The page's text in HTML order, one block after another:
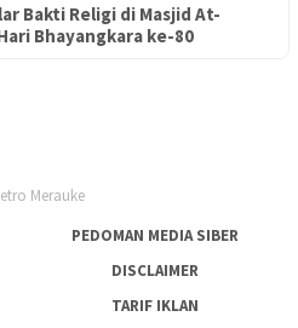
Bakti Religi di Masjid At-
Bhayangkara ke-80
TK Yapis 2 Merauke Siapkan
PEDOMAN MEDIA SIBER
DISCLAIMER
TARIF IKLAN